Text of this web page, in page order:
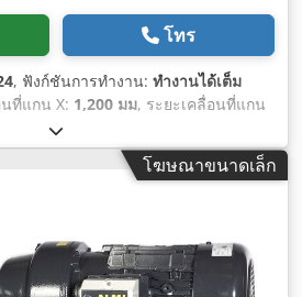
โทร
, ฟังก์ชันการทำงาน: ทำงานได้เต็ม
ที่แกน X: 1,200 มม, ระยะเคลื่อนที่แกน
1,850 มม
โฆษณาขนาดเล็ก